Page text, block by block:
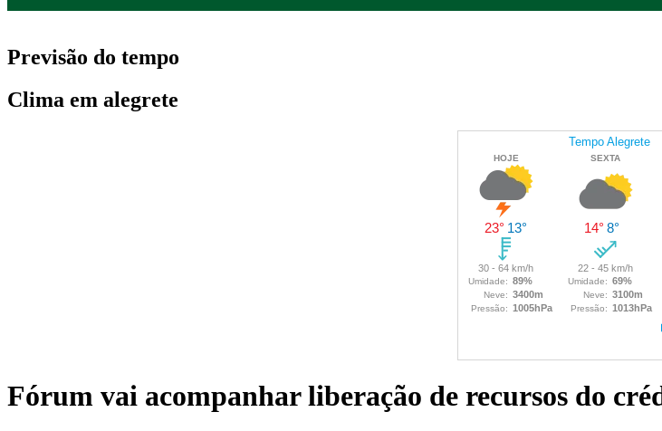
Previsão do tempo
Clima em alegrete
Fórum vai acompanhar liberação de recursos do